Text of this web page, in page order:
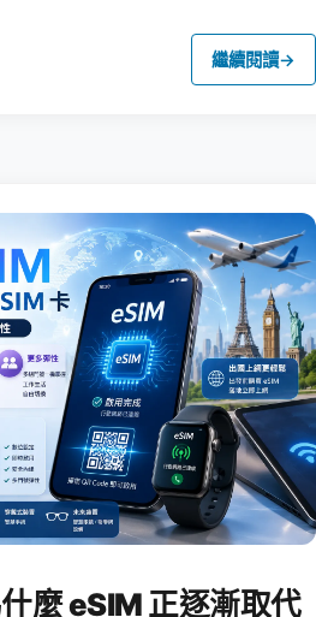
繼續閱讀→
麼 eSIM 正逐漸取代